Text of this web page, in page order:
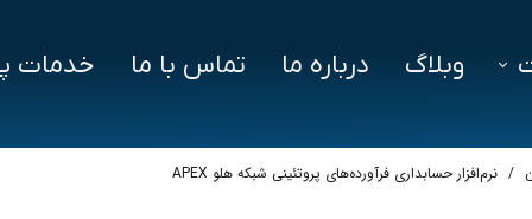
وبلاگ درباره ما تماس با ما
خدمات
نرم‌افزار حسابداری فرآورده‌های پروتئینی شبکه هلو APEX